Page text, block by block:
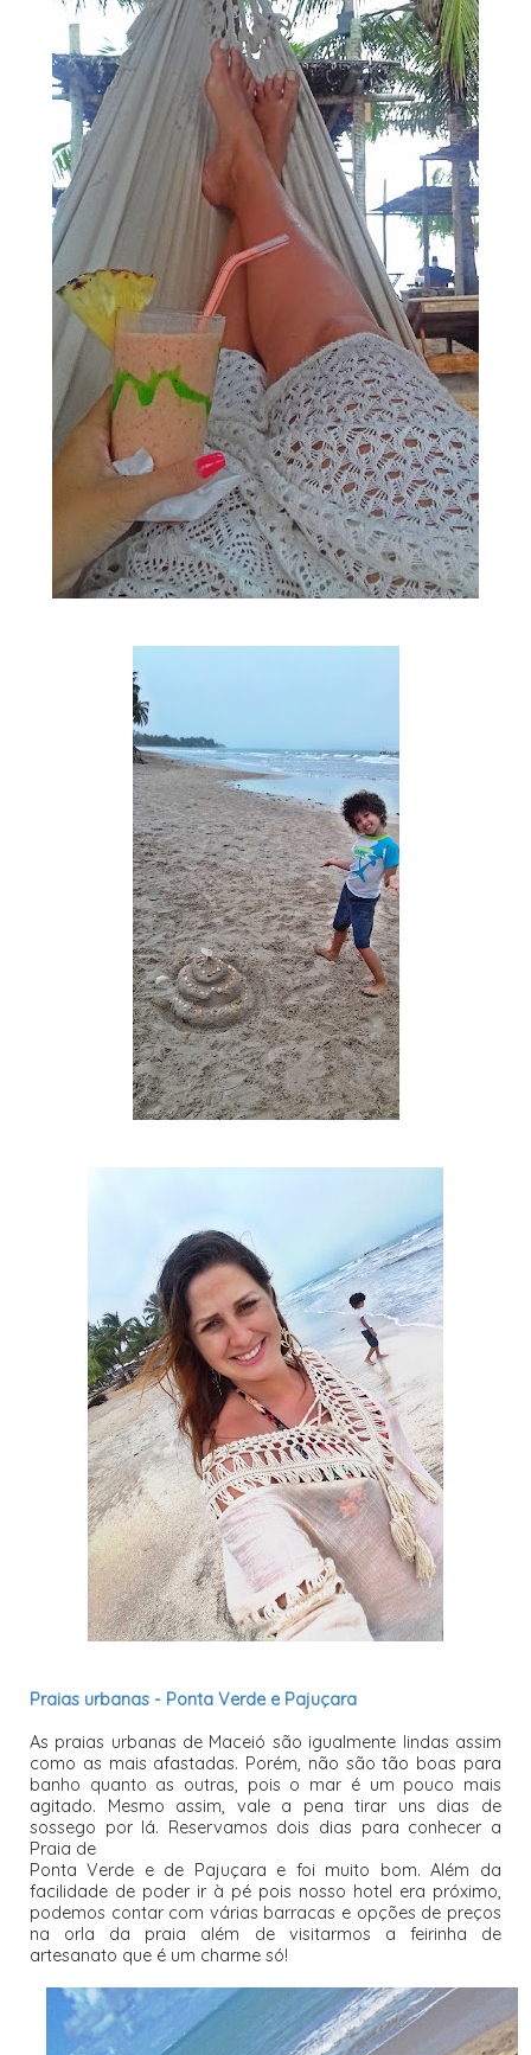
Praias urbanas - Ponta Verde e Pajuçara
As praias urbanas de Maceió são igualmente lindas assim
como as mais afastadas. Porém, não são tão boas para
banho quanto as outras, pois o mar é um pouco mais
agitado. Mesmo assim, vale a pena tirar uns dias de
sossego por lá. Reservamos dois dias para conhecer a
Praia de
Ponta Verde e de Pajuçara e foi muito bom. Além da
facilidade de poder ir à pé pois nosso hotel era próximo,
podemos contar com várias barracas e opções de preços
na orla da praia além de visitarmos a feirinha de
artesanato que é um charme só!